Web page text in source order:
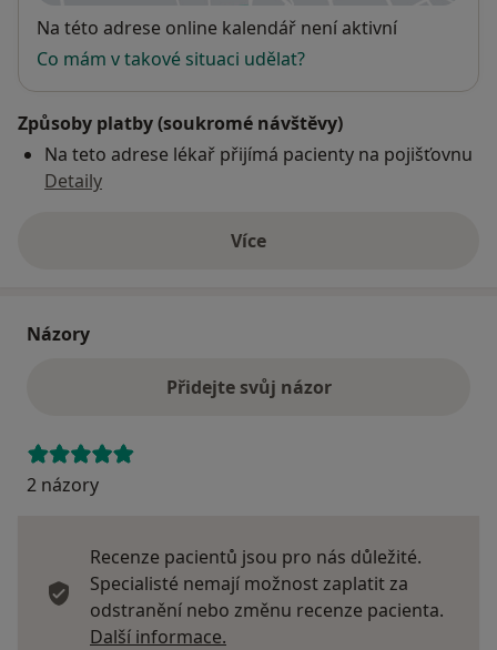
Dostupnost
Na této adrese online kalendář není aktivní
Co mám v takové situaci udělat?
Způsoby platby (soukromé návštěvy)
Na teto adrese lékař přijímá pacienty na pojišťovnu
Detaily
Víceo adrese
Názory
Přidejte svůj názor
2 názory
Recenze pacientů jsou pro nás důležité.
Specialisté nemají možnost zaplatit za
odstranění nebo změnu recenze pacienta.
Další informace.